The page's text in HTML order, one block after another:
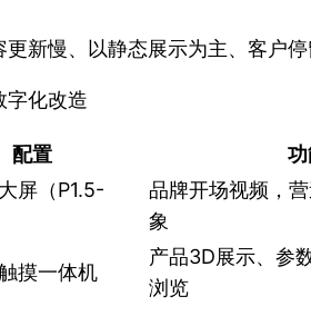
更新慢、以静态展示为主、客户
字化改造
配置
屏（P1.5-
品牌开场视频，
象
摸一体机
产品3D展示、参
浏览